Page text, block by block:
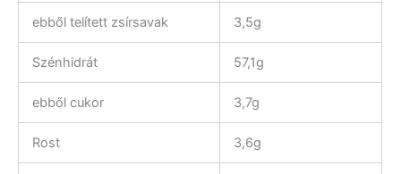
ebből telített zsírsavak 3,5g
Szénhidrát 57,1g
ebből cukor 3,7g
Rost 3,6g